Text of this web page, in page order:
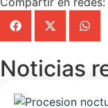
Noticias